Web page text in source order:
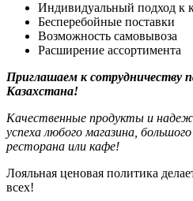
Индивидуальный подход к
Бесперебойные поставки
Возможность самовывоза
Расширение ассортимента
Приглашаем к сотрудничеству
Казахстана!
Качественные продукты и
успеха любого магазина,
ресторана или кафе!
Лояльная ценовая политика
всех!